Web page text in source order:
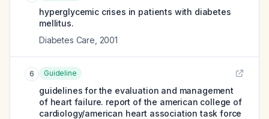
hyperglycemic crises in patients with diabetes
mellitus.
Diabetes Care 2001
6 Guideline
guidelines for the evaluation and management
of heart failure. report of the american college of
cardiology/american heart association task force